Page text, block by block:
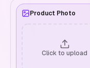
Product Photo
Click to upload